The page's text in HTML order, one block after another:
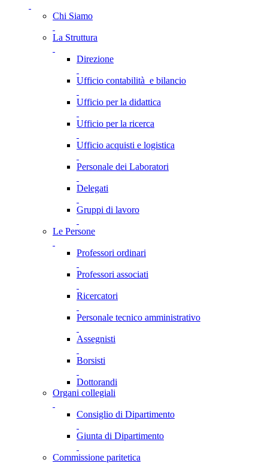
Chi Siamo
La Struttura
Direzione
Ufficio contabilità e bilancio
Ufficio per la didattica
Ufficio per la ricerca
Ufficio acquisti e logistica
Personale dei Laboratori
Delegati
Gruppi di lavoro
Le Persone
Professori ordinari
Professori associati
Ricercatori
Personale tecnico amministrativo
Assegnisti
Borsisti
Dottorandi
Organi collegiali
Consiglio di Dipartimento
Giunta di Dipartimento
Commissione paritetica